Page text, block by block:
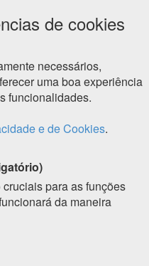
de cookies
necessários,
uma boa experiência
funcionalidades.
e de Cookies.
para as funções
da maneira